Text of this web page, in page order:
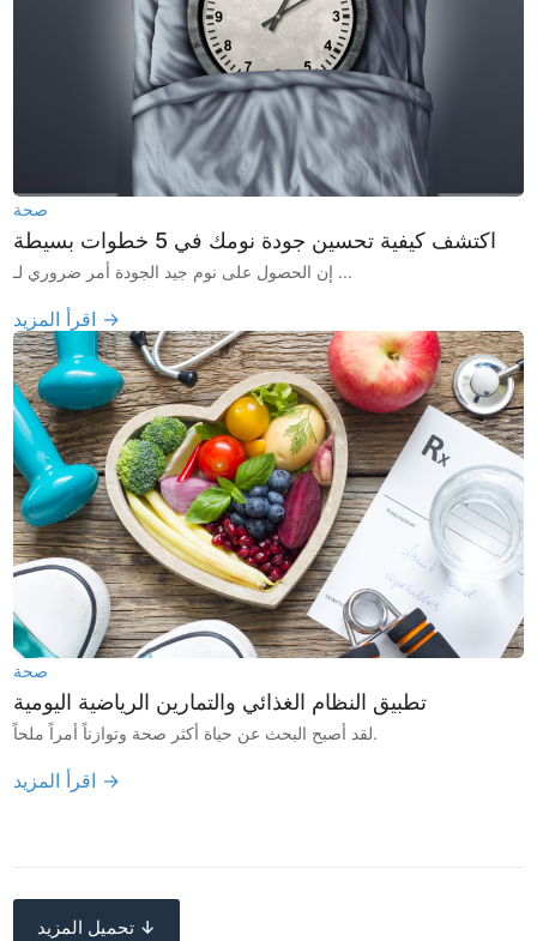
صحة
اكتشف كيفية تحسين جودة نومك في 5 خطوات بسيطة
إن الحصول على نوم جيد الجودة أمر ضروري لـ ...
اقرأ المزيد →
صحة
تطبيق النظام الغذائي والتمارين الرياضية اليومية
لقد أصبح البحث عن حياة أكثر صحة وتوازناً أمراً ملحاً.
اقرأ المزيد →
تحميل المزيد ↓